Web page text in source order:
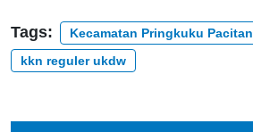
Tags: Kecamatan Pringkuku Pacitan
kkn reguler ukdw